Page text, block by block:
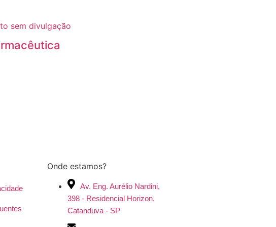
Onde estamos?
Av. Eng. Aurélio Nardini,
398 - Residencial Horizon,
Catanduva - SP